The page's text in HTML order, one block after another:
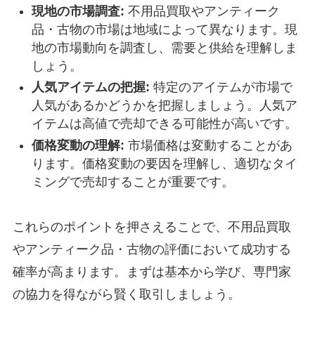
現地の市場調査: 不用品買取やアンティーク
品・古物の市場は地域によって異なります。現
地の市場動向を調査し、需要と供給を理解しま
しょう。
人気アイテムの把握: 特定のアイテムが市場で
人気があるかどうかを把握しましょう。人気ア
イテムは高値で売却できる可能性が高いです。
価格変動の理解: 市場価格は変動することがあ
ります。価格変動の要因を理解し、適切なタイ
ミングで売却することが重要です。
これらのポイントを押さえることで、不用品買取
やアンティーク品・古物の評価において成功する
確率が高まります。まずは基本から学び、専門家
の協力を得ながら賢く取引しましょう。